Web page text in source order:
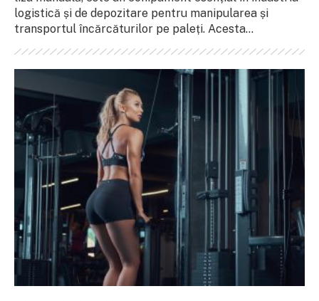
logistică și de depozitare pentru manipularea și
transportul încărcăturilor pe paleți. Acesta...